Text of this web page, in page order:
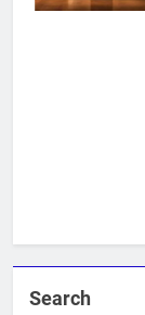
Search